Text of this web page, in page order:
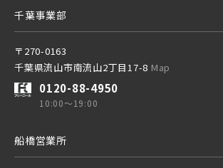
都営大江戸線
東葉高速鉄道
京成押上線
京成成田スカイアクセス線
京成千葉線
20棟以上の大型分譲
千葉事業部
〒270-0163
千葉県流山市南流山2丁目17-8 Map
0120-88-4950
10:00～19:00
船橋営業所